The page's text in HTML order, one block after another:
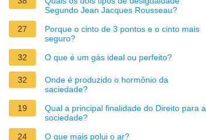
Segundo Jean Jacques Rousseau?
27
Porque o cinto de 3 pontos e o cinto mais
seguro?
32
O que é um gás ideal ou perfeito?
32
Onde é produzido o hormônio da
saciedade?
19
Qual a principal finalidade do Direito para a
sociedade?
24
O que mais polui o ar?